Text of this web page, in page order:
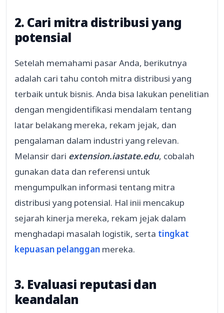
2. Cari mitra distribusi yang
potensial
Setelah memahami pasar Anda, berikutnya
adalah cari tahu contoh mitra distribusi yang
terbaik untuk bisnis. Anda bisa lakukan penelitian
dengan mengidentifikasi mendalam tentang
latar belakang mereka, rekam jejak, dan
pengalaman dalam industri yang relevan.
Melansir dari extension.iastate.edu, cobalah
gunakan data dan referensi untuk
mengumpulkan informasi tentang mitra
distribusi yang potensial. Hal inii mencakup
sejarah kinerja mereka, rekam jejak dalam
menghadapi masalah logistik, serta tingkat
kepuasan pelanggan mereka.
3. Evaluasi reputasi dan
keandalan